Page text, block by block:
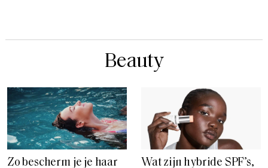
Beauty
Zo bescherm je je haar Wat zijn hybride SPF’s,